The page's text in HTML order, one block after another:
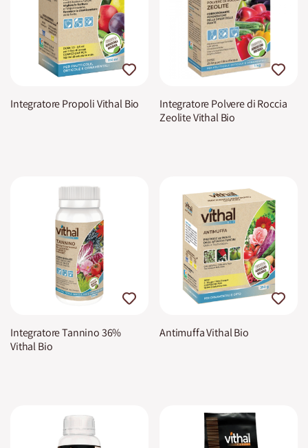
Integratore Propoli Vithal Bio
Integratore Polvere di Roccia
Zeolite Vithal Bio
Integratore Tannino 36%
Vithal Bio
Antimuffa Vithal Bio